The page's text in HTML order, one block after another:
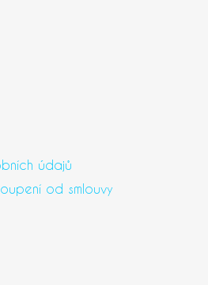
údajů
od smlouvy